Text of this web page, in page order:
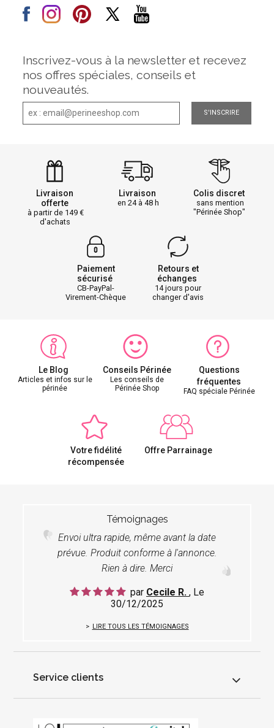
Inscrivez-vous à la newsletter et recevez
nos offres spéciales, conseils et
nouveautés.
S'INSCRIRE
Livraison
offerte
à partir de 149
d'achats
Livraison
en 24 à 48 h
Colis discret
sans mention
"Périnée Shop"
Paiement
sécurisé
CB-PayPal-
Virement-Chèque
Retours et
échanges
14 jours pour
changer d'avis
Le Blog
Articles et infos sur le
périnée
Conseils Périnée
Les conseils de
Périnée Shop
Questions
fréquentes
FAQ spéciale Périnée
Votre fidélité
récompensée
Offre Parrainage
Témoignages
Envoi ultra rapide, même avant la date
prévue. Produit conforme à l'annonce.
Rien à dire. Merci
par Cecile R. , Le
30/12/2025
LIRE TOUS LES TÉMOIGNAGES
Service clients